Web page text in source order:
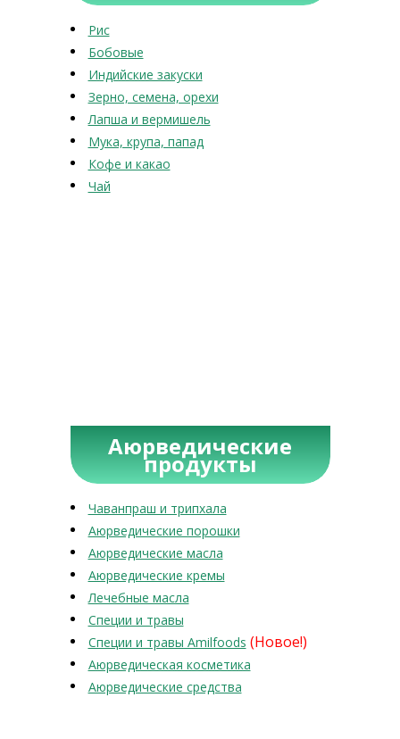
Рис
Бобовые
Индийские закуски
Зерно, семена, орехи
Лапша и вермишель
Мука, крупа, папад
Кофе и какао
Чай
Аюрведические
продукты
Чаванпраш и трипхала
Аюрведические порошки
Аюрведические масла
Аюрведические кремы
Лечебные масла
Специи и травы
Специи и травы Amilfoods (Новое!)
Аюрведическая косметика
Аюрведические средства